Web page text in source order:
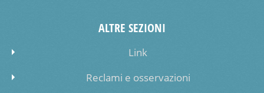
ALTRE SEZIONI
Link
Reclami e osservazioni